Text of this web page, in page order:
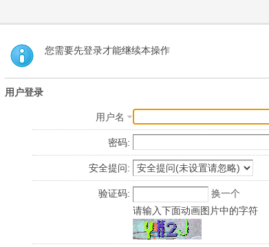
您需要先登录才能继续本操作
用户登录
用户名
密码:
安全提问:
验证码:
换一个
请输入下面动画图片中的字符